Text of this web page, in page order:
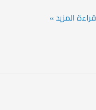
قراءة المزيد »